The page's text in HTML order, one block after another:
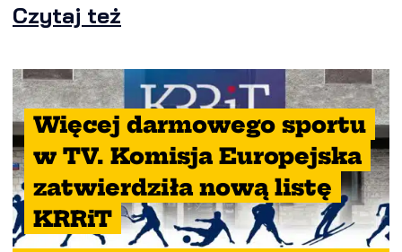
Czytaj też
Więcej darmowego sportu
w TV. Komisja Europejska
zatwierdziła nową listę
KRRiT